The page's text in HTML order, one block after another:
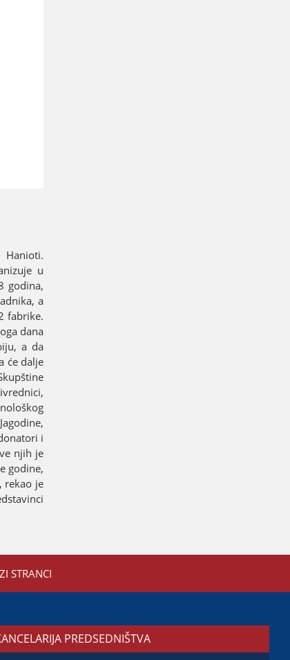
Hanioti.
u
godina,
a
fabrike.
dana
a da
će dalje
i
njih јe
godine,
јe
STRANCI
PREDSEDNIŠTVA